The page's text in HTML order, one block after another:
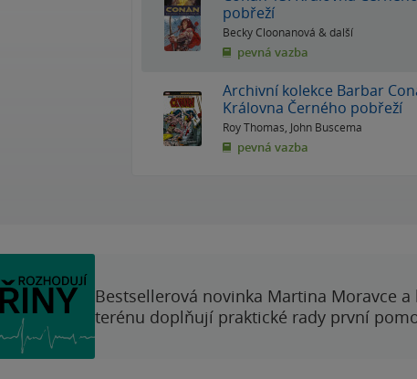
pobřeží
Becky Cloonanová & další
pevná vazba
Archivní kolekce Barbar
Královna Černého pobřeží
Roy Thomas John Buscema
pevná vazba
Bestsellerová novinka Martina Moravce
terénu doplňují praktické rady první